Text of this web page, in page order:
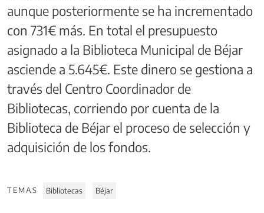
aunque posteriormente se ha incrementado
con 731€ más. En total el presupuesto
asignado a la Biblioteca Municipal de Béjar
asciende a 5.645€. Este dinero se gestiona a
través del Centro Coordinador de
Bibliotecas, corriendo por cuenta de la
Biblioteca de Béjar el proceso de selección y
adquisición de los fondos.
TEMAS Bibliotecas Béjar